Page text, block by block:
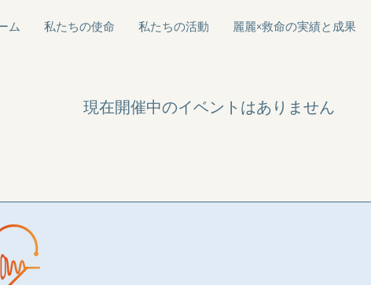
ム 私たちの使命 私たちの活動 麗麗×救命の実績と成果
現在開催中のイベントはありません